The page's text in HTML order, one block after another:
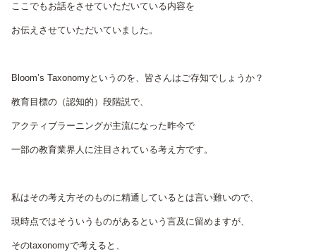
ここでもお話をさせていただいている内容を
お伝えさせていただいていました。
Bloom’s Taxonomyというのを、皆さんはご存知でしょうか？
教育目標の（認知的）段階説で、
アクティブラーニングが主流になった昨今で
一部の教育業界人に注目されている考え方です。
私はその考え方そのものに精通しているとは言い難いので、
現時点ではそういうものがあるという言及に留めますが、
そのtaxonomyで考えると、